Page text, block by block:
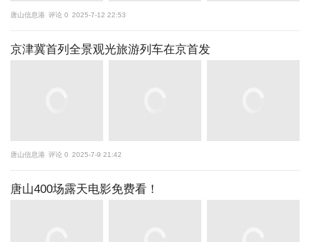
唐山信息港 评论 0 2025-7-12 22:53
京津冀首列全景观光旅游列车在京首发
唐山信息港 评论 0 2025-7-9 21:42
唐山400场露天电影免费看！